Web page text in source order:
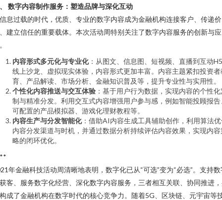
数字内容制作服务：塑造品牌与深化互动
息过载的时代，优质、专业的数字内容成为金融机构连接客户、传递价
建立信任的重要载体。本次活动周特别关注了数字内容服务的创新与应
内容形式多元化与专业化：从图文、信息图、短视频、直播到互动
线上沙龙、虚拟现实体验，内容形式更加丰富。内容主题紧扣投资者
育、产品解读、市场分析、金融知识普及等，提升专业性与实用性。
个性化内容推送与交互体验 ：基于用户行为数据，实现内容的个性
制与精准分发。利用交互式内容增强用户参与感，例如智能投顾报告
可配置的产品模拟器、游戏化理财教程等。
内容生产与分发智能化：借助AI内容生成工具辅助创作，利用算法
内容分发渠道与时机，并通过数据分析持续评估内容效果，实现内容
略的闭环优化。
年金融科技活动周清晰地表明，数字化已从“可选”变为“必选”。支持数
客、服务数字化经营、深化数字内容服务，三者相互关联、协同推进
成了金融机构在数字时代的核心竞争力。随着5G、区块链、元宇宙等